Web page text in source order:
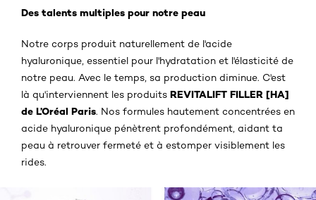
Des talents multiples pour notre peau
Notre corps produit naturellement de l'acide
hyaluronique, essentiel pour l'hydratation et l'élasticité de
notre peau. Avec le temps, sa production diminue. C'est
là qu'interviennent les produits REVITALIFT FILLER [HA]
de L’Oréal Paris. Nos formules hautement concentrées en
acide hyaluronique pénètrent profondément, aidant ta
peau à retrouver fermeté et à estomper visiblement les
rides.